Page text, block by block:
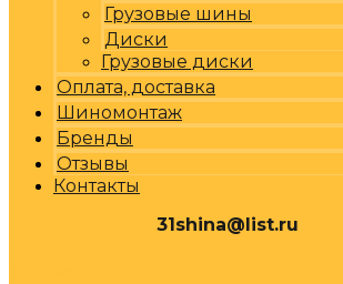
Грузовые шины
Диски
Грузовые диски
Оплата, доставка
Шиномонтаж
Бренды
Отзывы
Контакты
31shina@list.ru